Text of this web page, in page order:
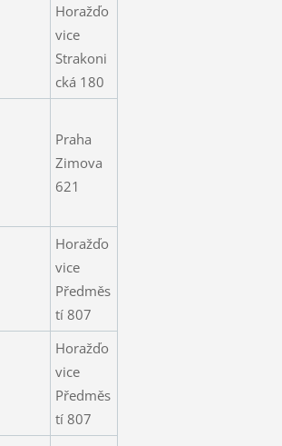
Horažďo
vice
Strakoni
cká 180
Praha
Zimova
621
Horažďo
vice
Předměs
tí 807
Horažďo
vice
Předměs
tí 807